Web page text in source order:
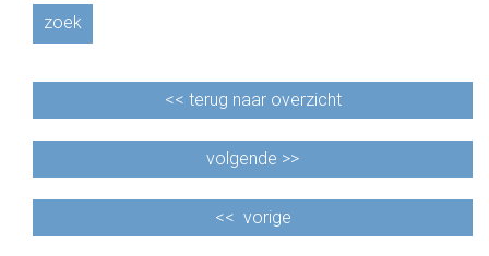
zoek
<< terug naar overzicht
volgende >>
<< vorige